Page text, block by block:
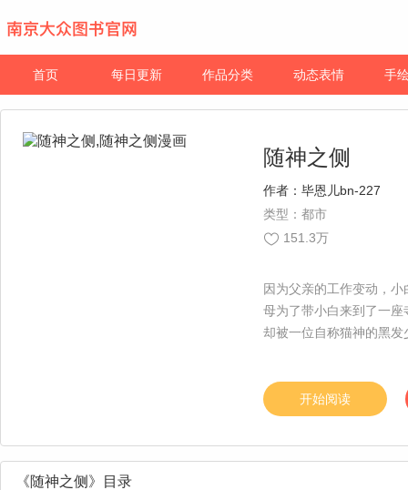
首页 每日更新 作品分类 动态表情 手
随神之侧
作者： 毕恩儿bn-227
类型：都市
151.3万
因为父亲的工作变动，
母为了带小白来到了一
却被一位自称猫神的黑
开始阅读
《随神之侧》目录